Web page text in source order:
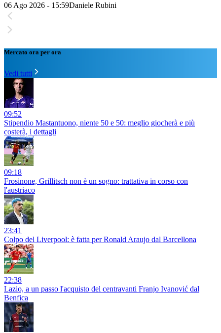
06 Ago 2026 - 15:59Daniele Rubini
Mercato ora per ora
Vedi tutti
09:52
Stipendio Mastantuono, niente 50 e 50: meglio giocherà e più
costerà, i dettagli
09:18
Frosinone, Grillitsch non è un sogno: trattativa in corso con
l'austriaco
23:41
Colpo del Liverpool: è fatta per Ronald Araujo dal Barcellona
22:38
Lazio, a un passo l'acquisto del centravanti Franjo Ivanović dal
Benfica